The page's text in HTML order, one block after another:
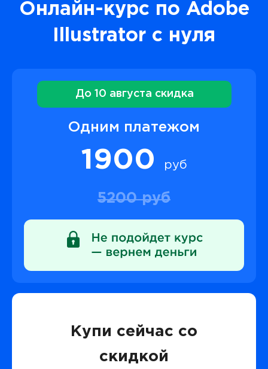
Онлайн-курс по Adobe
Illustrator с нуля
До 10 августа скидка
Одним платежом
1900 руб
5200 руб
Купи сейчас со
скидкой